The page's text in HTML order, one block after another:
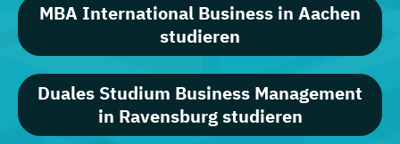
MBA International Business in Aachen
studieren
Duales Studium Business Management
in Ravensburg studieren